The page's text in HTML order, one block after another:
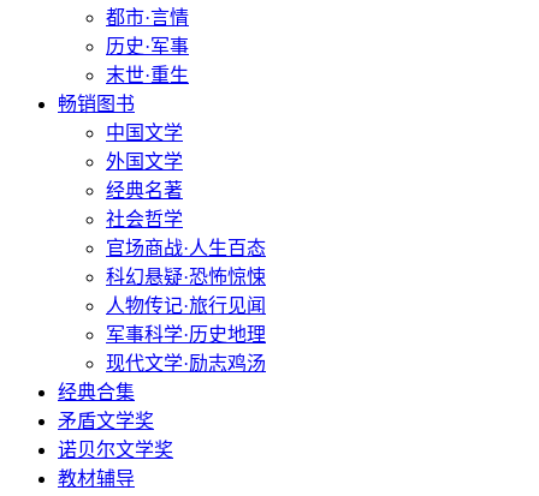
都市·言情
历史·军事
末世·重生
畅销图书
中国文学
外国文学
经典名著
社会哲学
官场商战·人生百态
科幻悬疑·恐怖惊悚
人物传记·旅行见闻
军事科学·历史地理
现代文学·励志鸡汤
经典合集
矛盾文学奖
诺贝尔文学奖
教材辅导